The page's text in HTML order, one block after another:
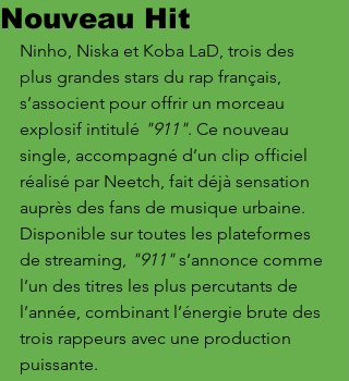
Nouveau Hit
Ninho, Niska et Koba LaD, trois des
plus grandes stars du rap français,
s’associent pour offrir un morceau
explosif intitulé "911". Ce nouveau
single, accompagné d’un clip officiel
réalisé par Neetch, fait déjà sensation
auprès des fans de musique urbaine.
Disponible sur toutes les plateformes
de streaming,
"911" s’annonce comme
l’un des titres les plus percutants de
l’année, combinant l’énergie brute des
trois rappeurs avec une production
puissante.